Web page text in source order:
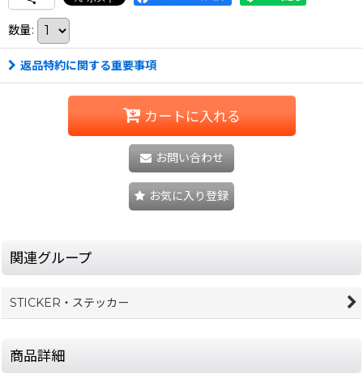
数量:
返品特約に関する重要事項
カートに入れる
お問い合わせ
お気に入り登録
関連グループ
STICKER・ステッカー
商品詳細